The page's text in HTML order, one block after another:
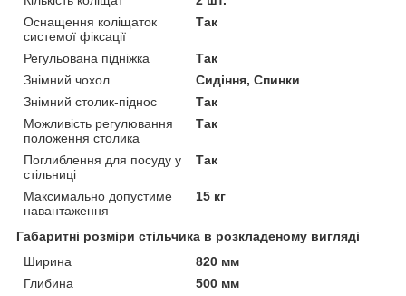
Оснащення коліщаток
системої фіксації
Так
Регульована підніжка
Так
Знімний чохол
Сидіння, Спинки
Знімний столик-піднос
Так
Можливість регулювання
положення столика
Так
Поглиблення для посуду у
стільниці
Так
Максимально допустиме
навантаження
15 кг
Габаритні розміри стільчика в розкладеному вигляді
Ширина
820 мм
Глибина
500 мм